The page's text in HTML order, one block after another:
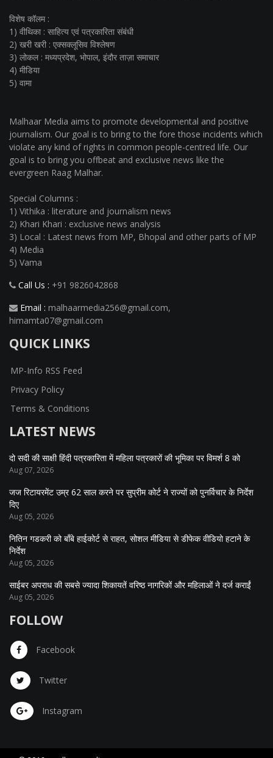
विशेष कॉलम :
1) वीथिका : साहित्य एवं पत्रकारिता संबंधी
2) खरी खरी : एक्सक्लूसिव विश्लेषण
3) लोकल : मध्यप्रदेश, भोपाल, इंदौर ताज़ा समाचार
4) मीडिया
5) वामा
Malhaar Media aims to promote developmental and positive
journalism. Our goal is to bring to the fore those incidents which
violate any kind of rights in common people-centred life. Our
goal is to bring you offbeat and exclusive news like the
evergreen Raag Malhar.
Special Columns :
1) Vithika : literature and journalism news
2) Khari Khari : exclusive news analysis
3) Local : Latest news from MP, Bhopal and other parts of MP
4) Media
5) Vama
Call Us : +91 9826042868
Email : malhaarmedia256@gmail.com,
himamta07@gmail.com
QUICK LINKS
MP-Info RSS Feed
Privacy Policy
Terms & Conditions
LATEST NEWS
दो सदी की साक्षी हिंदी पत्रकारिता में महिला पत्रकारों की भूमिका पर विमर्श 8 को
Aug 07, 2026
जज रिटायरमेंट उम्र 62 साल करने पर सुप्रीम कोर्ट ने राज्यों को पुनर्विचार के निर्देश
दिए
Aug 05, 2026
नितिन गडकरी को बॉंबे हाईकोर्ट से राहत, सोशल मीडिया से डीफेक वीडियो हटाने के
निर्देश
Aug 05, 2026
साईबर अपराध की सबसे ज्यादा शिकायतें वरिष्ठ नागरिकों और महिलाओं ने दर्ज कराईं
Aug 05, 2026
FOLLOW
Facebook
Twitter
Instagram